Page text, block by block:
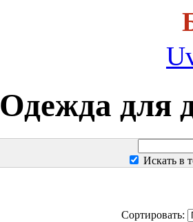
Одежда для
Искать в
Сортировать: